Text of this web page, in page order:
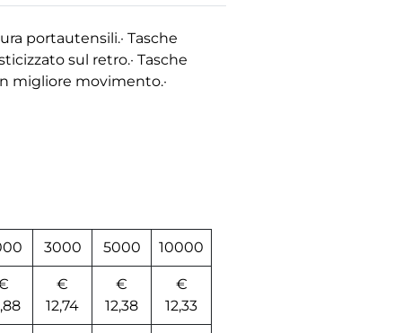
portautensili.· Tasche
sul retro.· Tasche
migliore movimento.·
3000 5000 10000
€
12,74
€
12,38
€
12,33